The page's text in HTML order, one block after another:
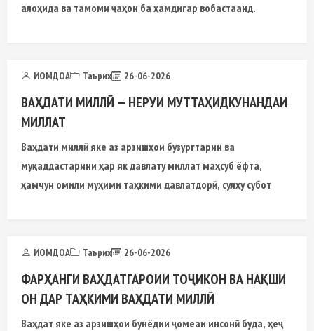
алоҳида ва тамоми ҷаҳон ба ҳамдигар вобастаанд.
ИОМДОА Таърих 26-06-2026
ВАҲДАТИ МИЛЛӢ — НЕРУИ МУТТАҲИДКУНАНДАИ
МИЛЛАТ
Ваҳдати миллӣ яке аз арзишҳои бузургтарин ва
муқаддастарини ҳар як давлату миллат маҳсуб ёфта,
ҳамчун омили муҳими таҳкими давлатдорӣ, сулҳу субот
ИОМДОА Таърих 26-06-2026
ФАРҲАНГИ ВАҲДАТГАРОИИ ТОҶИКОН ВА НАҚШИ
ОН ДАР ТАҲКИМИ ВАҲДАТИ МИЛЛӢ
Ваҳдат яке аз арзишҳои бунёдии ҷомеаи инсонӣ буда, ҳеҷ